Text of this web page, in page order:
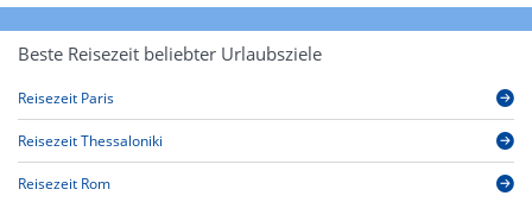
Beste Reisezeit beliebter Urlaubsziele
Reisezeit Paris
Reisezeit Thessaloniki
Reisezeit Rom